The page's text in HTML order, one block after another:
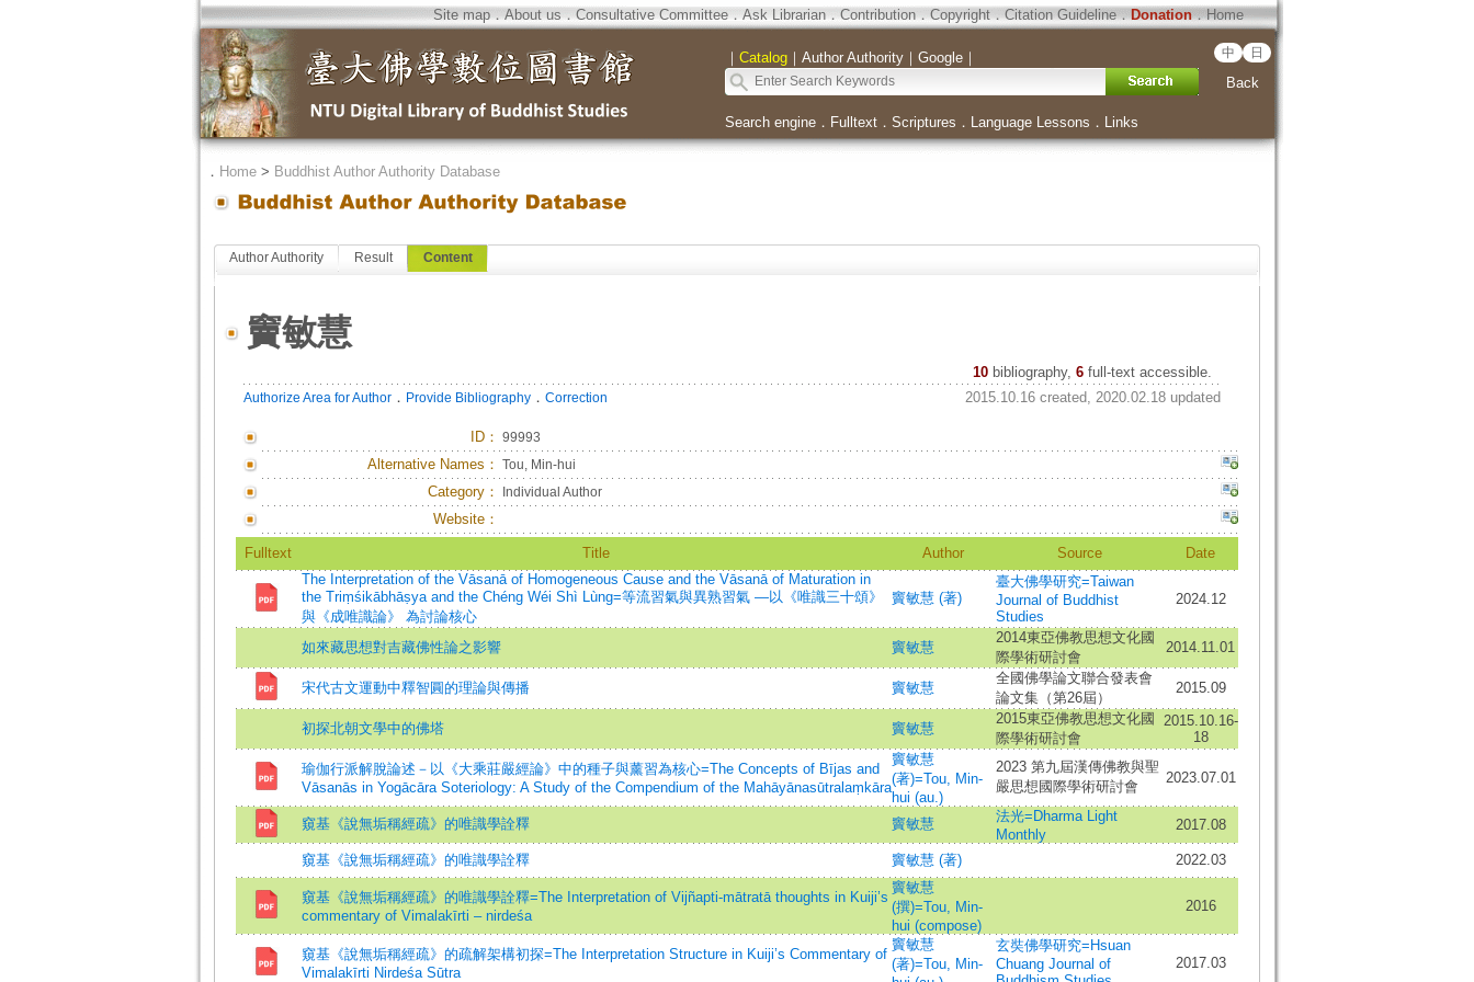
Site map．About us．Consultative Committee．Ask Librarian．Contribution．Copyright．Citation Guideline．Donation．Home
｜ Catalog｜ Author Authority｜ Google｜ 中 日
Back
Search engine． Fulltext． Scriptures ． Language Lessons ． Links
． Home> Buddhist Author Authority Database
Author Authority Result Content
竇敏慧
10 bibliography, 6full-text accessible.
Authorize Area for Author． Provide Bibliography． Correction 2015.10.16 created, 2020.02.18 updated
ID： 99993
Alternative Names： Tou, Min-hui
Category： Individual Author
Website：
Fulltext Title Author Source
Date
The Interpretation of the Vāsanā of Homogeneous Cause and the Vāsanā of Maturation in
the Triṃśikābhāṣya and the Chéng Wéi Shì Lùng=等流習氣與異熟習氣 —以《唯識三十頌》
與《成唯識論》 為討論核心
竇敏慧 (著)
臺大佛學研究=Taiwan
Journal of Buddhist
Studies
2024.12
如來藏思想對吉藏佛性論之影響 竇敏慧
2014東亞佛教思想文化國
際學術研討會
2014.11.01
宋代古文運動中釋智圓的理論與傳播 竇敏慧
全國佛學論文聯合發表會
論文集（第26屆）
2015.09
初探北朝文學中的佛塔 竇敏慧
2015東亞佛教思想文化國
際學術研討會
2015.10.16-
18
瑜伽行派解脫論述－以《大乘莊嚴經論》中的種子與薰習為核心=The Concepts of Bījas and
Vāsanās in Yogācāra Soteriology: A Study of the Compendium of the Mahāyānasūtralaṃkāra
竇敏慧
(著)=Tou, Min-
hui (au.)
2023 第九屆漢傳佛教與聖
嚴思想國際學術研討會
2023.07.01
窺基《說無垢稱經疏》的唯識學詮釋 竇敏慧
法光=Dharma Light
Monthly
2017.08
窺基《說無垢稱經疏》的唯識學詮釋 竇敏慧 (著) 2022.03
窺基《說無垢稱經疏》的唯識學詮釋=The Interpretation of Vijñapti-mātratā thoughts in Kuiji’s
commentary of Vimalakīrti – nirdeśa
竇敏慧
(撰)=Tou, Min-
hui (compose)
2016
窺基《說無垢稱經疏》的疏解架構初探=The Interpretation Structure in Kuiji’s Commentary of
Vimalakīrti Nirdeśa Sūtra
竇敏慧
(著)=Tou, Min-
玄奘佛學研究=Hsuan
Chuang Journal of
2017.03